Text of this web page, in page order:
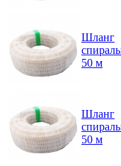
Шланг
50 м
Шланг
50 м